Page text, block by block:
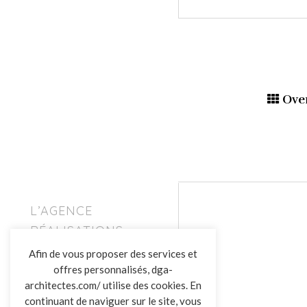
L’AGENCE
RÉALISATIONS
ACTUALITÉS
CONTACT
Afin de vous proposer des services et
offres personnalisés, dga-
architectes.com/ utilise des cookies. En
continuant de naviguer sur le site, vous